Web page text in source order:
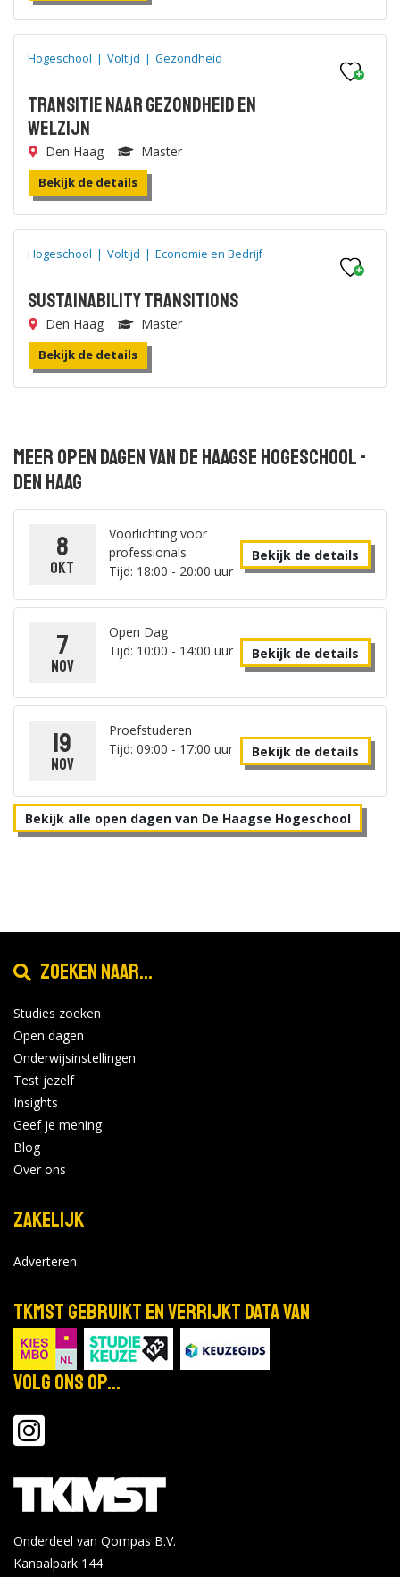
Hogeschool | Voltijd | Gezondheid
Transitie naar Gezondheid en
Welzijn
Den Haag Master
Bekijk de details
Hogeschool | Voltijd | Economie en Bedrijf
Sustainability Transitions
Den Haag Master
Bekijk de details
Meer open dagen van De Haagse Hogeschool -
Den Haag
8
okt
Voorlichting voor
professionals
Tijd: 18:00 - 20:00 uur
Bekijk de details
7
nov
Open Dag
Tijd: 10:00 - 14:00 uur
Bekijk de details
19
nov
Proefstuderen
Tijd: 09:00 - 17:00 uur
Bekijk de details
Bekijk alle open dagen van De Haagse Hogeschool
Zoeken naar...
Studies zoeken
Open dagen
Onderwijsinstellingen
Test jezelf
Insights
Geef je mening
Blog
Over ons
Zakelijk
Adverteren
TKMST gebruikt en verrijkt data van
Volg ons op...
Onderdeel van Qompas B.V.
Kanaalpark 144